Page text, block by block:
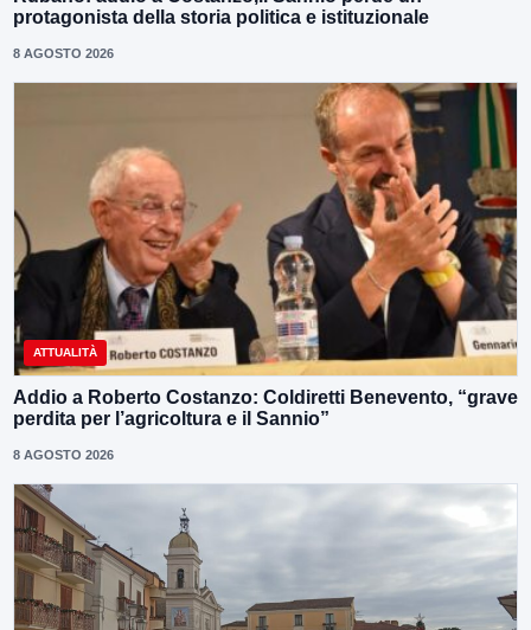
protagonista della storia politica e istituzionale
8 AGOSTO 2026
ATTUALITÀ
Addio a Roberto Costanzo: Coldiretti Benevento, “grave
perdita per l’agricoltura e il Sannio”
8 AGOSTO 2026